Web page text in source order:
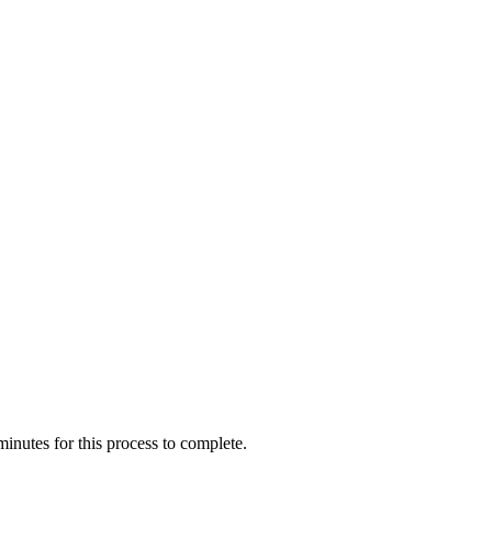
for this process to complete.